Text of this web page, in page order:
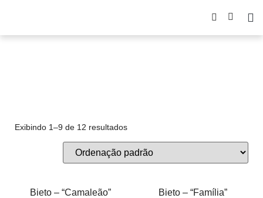
Exibindo 1–9 de 12 resultados
Bieto – “Camaleão”
Bieto – “Família”